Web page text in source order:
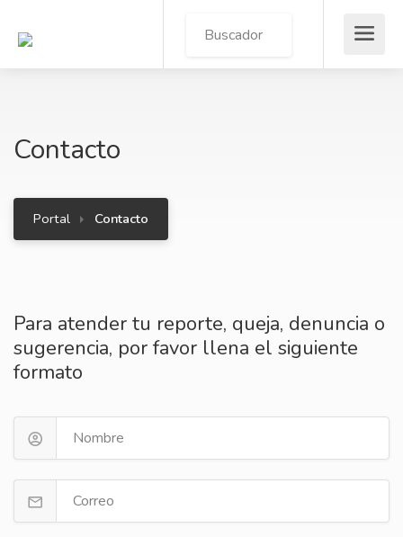
Contacto
Portal Contacto
Para atender tu reporte, queja, denuncia o
sugerencia, por favor llena el siguiente
formato